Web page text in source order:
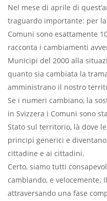
Nel mese di aprile di
traguardo importante: per
Comuni sono esattamente
racconta i cambiamenti
Municipi del 2000 alla
quanto sia cambiata la
amministrano il nostro
Se i numeri cambiano, la
in Svizzera i Comuni sono
Stato sul territorio, là dove
principi generici e
cittadine e ai cittadini.
Certo, siamo tutti
cambiando, e velocemente.
attraversando una fase